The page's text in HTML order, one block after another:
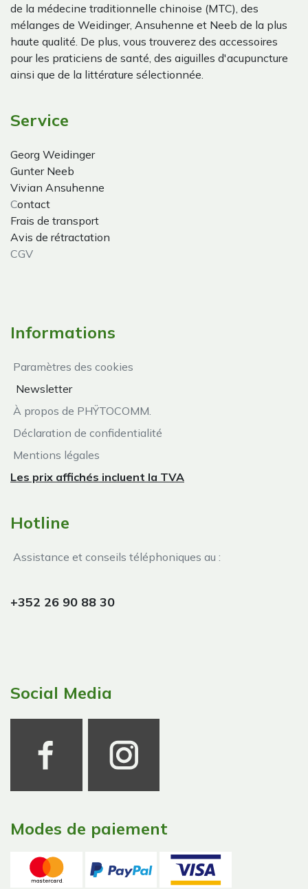
de la médecine traditionnelle chinoise (MTC), des
mélanges de Weidinger, Ansuhenne et Neeb de la plus
haute qualité. De plus, vous trouverez des accessoires
pour les praticiens de santé, des aiguilles d'acupuncture
ainsi que de la littérature sélectionnée.
Service
Georg Weidinger
Gunter Neeb
Vivian Ansuhenne
Contact
Frais de transport
Avis de rétractation
CGV
Informations
Paramètres des cookies
Newsletter
À propos de PHŸTOCOMM.
Déclaration de confidentialité
Mentions légales
Les prix affichés incluent la TVA
Hotline
Assistance et conseils téléphoniques au :
+352 26 90 88 30
Social Media
Modes de paiement